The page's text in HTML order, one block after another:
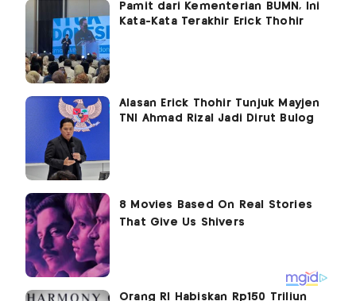
Pamit dari Kementerian BUMN, Ini
Kata-Kata Terakhir Erick Thohir
Alasan Erick Thohir Tunjuk Mayjen
TNI Ahmad Rizal Jadi Dirut Bulog
Orang RI Habiskan Rp150 Triliun